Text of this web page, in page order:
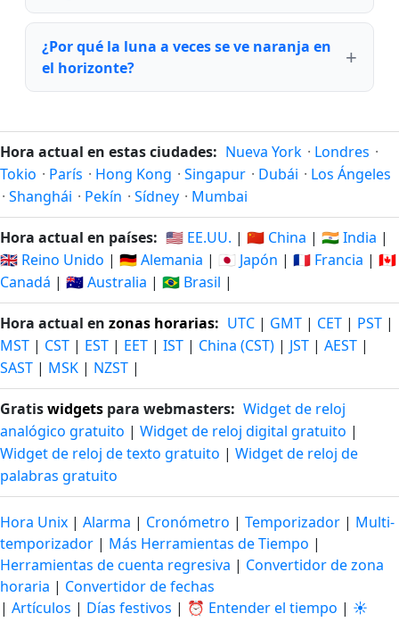
¿Por qué la luna a veces se ve naranja en
el horizonte?
Hora actual en estas ciudades: Nueva York · Londres ·
Tokio · París · Hong Kong · Singapur · Dubái · Los Ángeles
· Shanghái · Pekín · Sídney · Mumbai
Hora actual en países: 🇺🇸 EE.UU. | 🇨🇳 China | 🇮🇳 India |
🇬🇧 Reino Unido | 🇩🇪 Alemania | 🇯🇵 Japón | 🇫🇷 Francia | 🇨🇦
Canadá | 🇦🇺 Australia | 🇧🇷 Brasil |
Hora actual en zonas horarias: UTC | GMT | CET | PST |
MST | CST | EST | EET | IST | China (CST) | JST | AEST |
SAST | MSK | NZST |
Gratiswidgets para webmasters: Widget de reloj
analógico gratuito | Widget de reloj digital gratuito |
Widget de reloj de texto gratuito | Widget de reloj de
palabras gratuito
Hora Unix | Alarma | Cronómetro | Temporizador | Multi-
temporizador | Más Herramientas de Tiempo |
Herramientas de cuenta regresiva | Convertidor de zona
horaria | Convertidor de fechas
| Artículos | Días festivos | ⏰ Entender el tiempo | ☀️